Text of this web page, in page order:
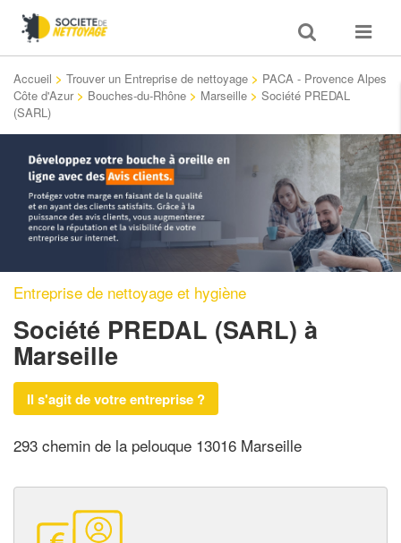
Toggle
search
Toggle
Accueil > Trouver un Entreprise de nettoyage > PACA - Provence Alpes
Côte d'Azur > Bouches-du-Rhône > Marseille > Société PREDAL
(SARL)
Entreprise de nettoyage et hygiène
Société PREDAL (SARL) à
Marseille
Il s'agit de votre entreprise ?
293 chemin de la pelouque 13016 Marseille